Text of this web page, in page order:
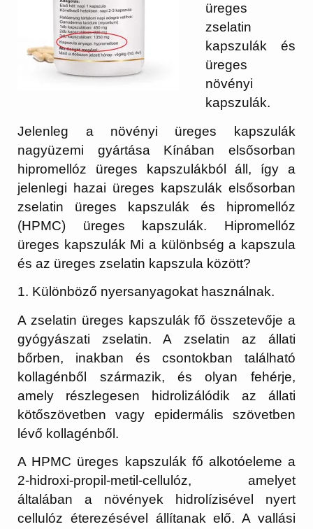
üreges
zselatin
kapszulák és
üreges
növényi
kapszulák.
Jelenleg a növényi üreges kapszulák
nagyüzemi gyártása Kínában elsősorban
hipromellóz üreges kapszulákból áll, így a
jelenlegi hazai üreges kapszulák elsősorban
zselatin üreges kapszulák és hipromellóz
(HPMC) üreges kapszulák. Hipromellóz
üreges kapszulák Mi a különbség a kapszula
és az üreges zselatin kapszula között?
1. Különböző nyersanyagokat használnak.
A zselatin üreges kapszulák fő összetevője a
gyógyászati ​​zselatin. A zselatin az állati
bőrben, inakban és csontokban található
kollagénből származik, és olyan fehérje,
amely részlegesen hidrolizálódik az állati
kötőszövetben vagy epidermális szövetben
lévő kollagénből.
A HPMC üreges kapszulák fő alkotóeleme a
2-hidroxi-propil-metil-cellulóz, amelyet
általában a növények hidrolízisével nyert
cellulóz éterezésével állítanak elő. A vallási